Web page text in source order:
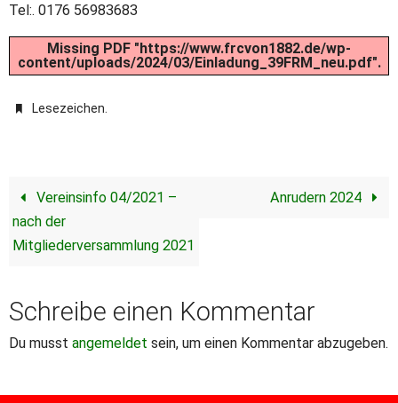
Tel:. 0176 56983683
Missing PDF "https://www.frcvon1882.de/wp-
content/uploads/2024/03/Einladung_39FRM_neu.pdf".
Lesezeichen.
Vereinsinfo 04/2021 –
nach der
Mitgliederversammlung 2021
Anrudern 2024
Schreibe einen Kommentar
Du musst angemeldet sein, um einen Kommentar abzugeben.